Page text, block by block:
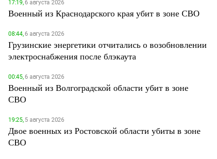
17:19,6 августа 2026
Военный из Краснодарского края убит в зоне СВО
08:44,6 августа 2026
Грузинские энергетики отчитались о возобновлении
электроснабжения после блэкаута
00:45,6 августа 2026
Военный из Волгоградской области убит в зоне
СВО
19:25,5 августа 2026
Двое военных из Ростовской области убиты в зоне
СВО